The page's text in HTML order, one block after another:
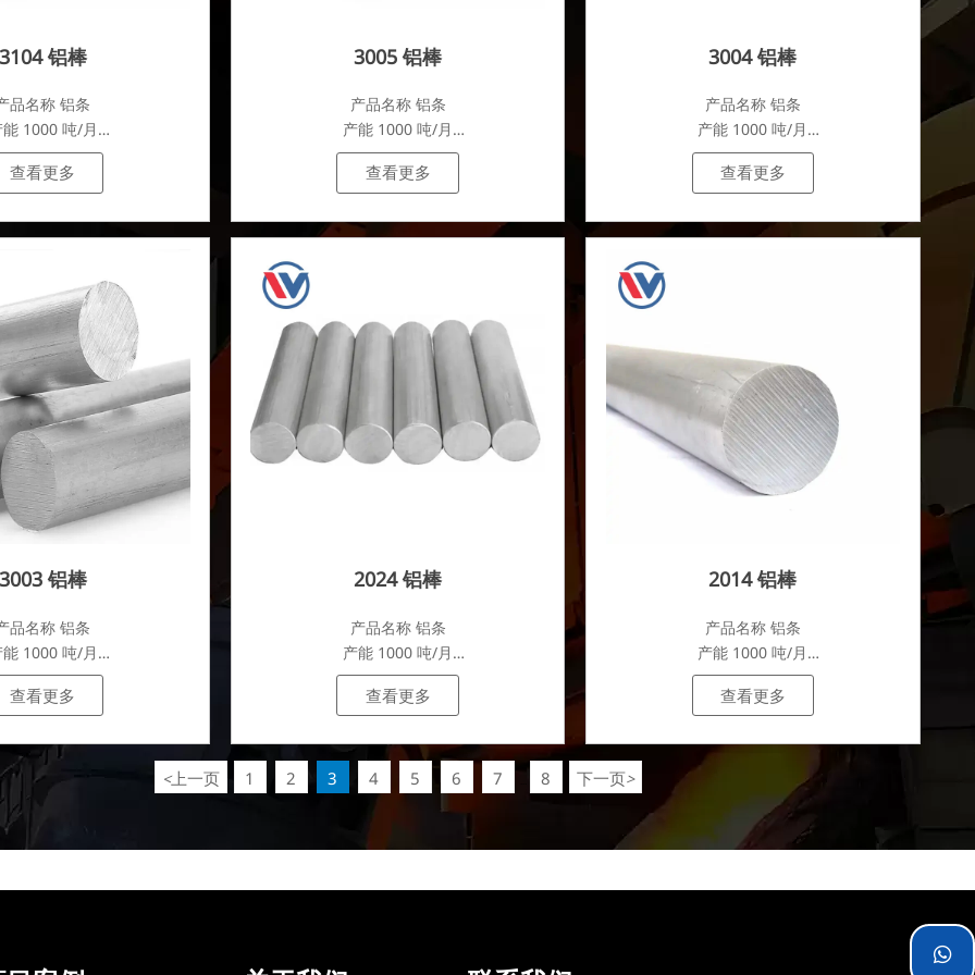
铝棒
品名称 铝条
1000 吨/月
.
查看更多
3005 铝棒
产品名称 铝条
产能 1000 吨/月
.
查看更多
3004 铝棒
产品名称 铝条
产能 1000 吨/月
.
查看更多
铝棒
品名称 铝条
1000 吨/月
.
查看更多
2024 铝棒
产品名称 铝条
产能 1000 吨/月
.
查看更多
2014 铝棒
产品名称 铝条
产能 1000 吨/月
.
查看更多
<上一页 1 2 3 4 5 6 7 8 下一页>
